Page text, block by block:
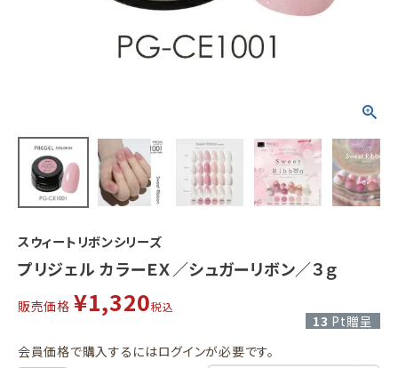
スウィートリボンシリーズ
プリジェル カラーＥＸ／シュガーリボン／３ｇ
販売価格 ¥1,320税込
13 Pt贈呈
会員価格で購入するにはログインが必要です。